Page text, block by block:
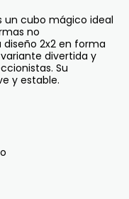
un cubo mágico ideal
no
2x2 en forma
divertida y
Su
y estable.